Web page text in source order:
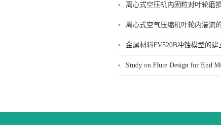
离心式空压机内固粒对叶轮磨
离心式空气压缩机叶轮内湍流
金属材料FV520B冲蚀模型的
Study on Flute Design for End